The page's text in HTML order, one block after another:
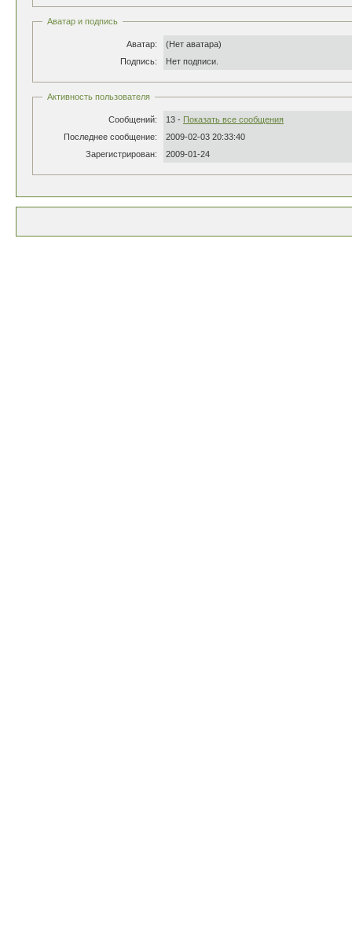
Аватар и подпись
Аватар:
(Нет аватара)
Подпись:
Нет подписи.
Активность пользователя
Сообщений: 13 - Показать все сообщения
Последнее сообщение:
2009-02-03 20:33:40
Зарегистрирован:
2009-01-24